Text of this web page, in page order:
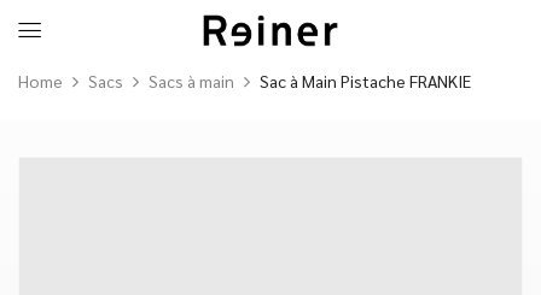
Home Sacs Sacs à main Sac à Main Pistache FRANKIE